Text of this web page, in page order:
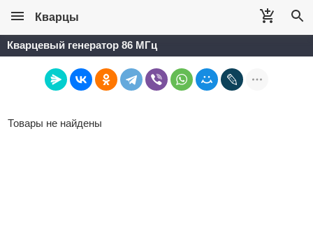
Кварцы
Кварцевый генератор 86 МГц
Товары не найдены